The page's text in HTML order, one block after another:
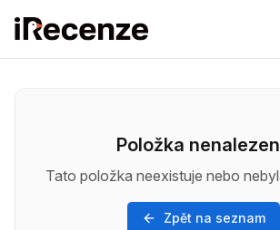
Položka
Tato položka neexistuje nebo
Zpět na seznam